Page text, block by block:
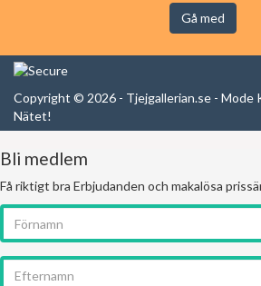
Gå med
Copyright © 2026 - Tjejgallerian.se - Mode
Nätet!
Bli medlem
Få riktigt bra Erbjudanden och makalösa